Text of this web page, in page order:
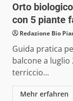
Orto
con 5 piante
Redazione Bio
Guida pratica
balcone a luglio
terriccio...
Mehr erfahren